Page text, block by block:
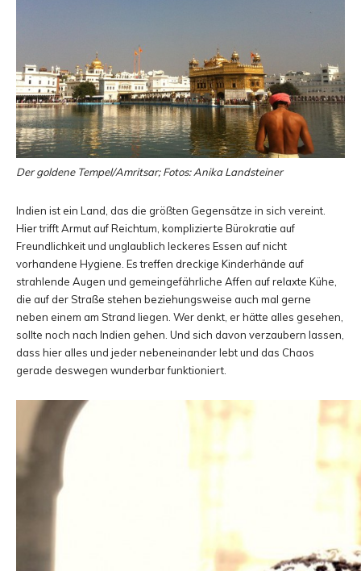
Der goldene Tempel/Amritsar; Fotos: Anika Landsteiner
Indien ist ein Land, das die größten Gegensätze in sich vereint.
Hier trifft Armut auf Reichtum, komplizierte Bürokratie auf
Freundlichkeit und unglaublich leckeres Essen auf nicht
vorhandene Hygiene. Es treffen dreckige Kinderhände auf
strahlende Augen und gemeingefährliche Affen auf relaxte Kühe,
die auf der Straße stehen beziehungsweise auch mal gerne
neben einem am Strand liegen. Wer denkt, er hätte alles gesehen,
sollte noch nach Indien gehen. Und sich davon verzaubern lassen,
dass hier alles und jeder nebeneinander lebt und das Chaos
gerade deswegen wunderbar funktioniert.